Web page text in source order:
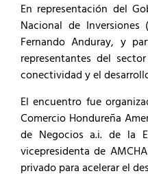
En representación del
Nacional de Inversiones
Fernando Anduray, y
representantes del
conectividad y el
El encuentro fue
Comercio Hondureña
de Negocios a.i. de la
vicepresidenta de
privado para acelerar el